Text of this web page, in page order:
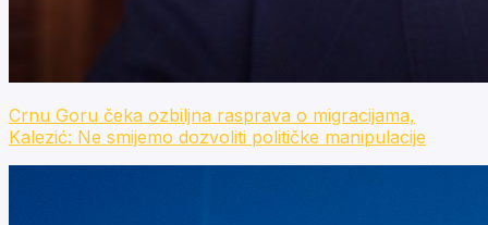
Crnu Goru čeka ozbiljna rasprava o migracijama,
Kalezić: Ne smijemo dozvoliti političke manipulacije